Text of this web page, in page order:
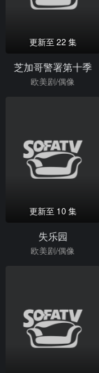
更新至 22 集
芝加哥警署第十季
欧美剧/偶像
更新至 10 集
失乐园
欧美剧/偶像